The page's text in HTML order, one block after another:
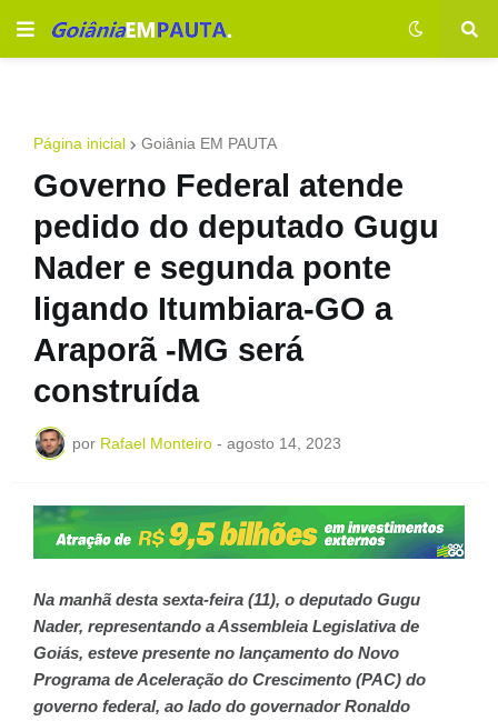
Página inicial Goiânia EM PAUTA
Governo Federal atende
pedido do deputado Gugu
Nader e segunda ponte
ligando Itumbiara-GO a
Araporã -MG será
construída
por Rafael Monteiro - agosto 14, 2023
Na manhã desta sexta-feira (11), o deputado Gugu
Nader, representando a Assembleia Legislativa de
Goiás, esteve presente no lançamento do Novo
Programa de Aceleração do Crescimento (PAC) do
governo federal, ao lado do governador Ronaldo